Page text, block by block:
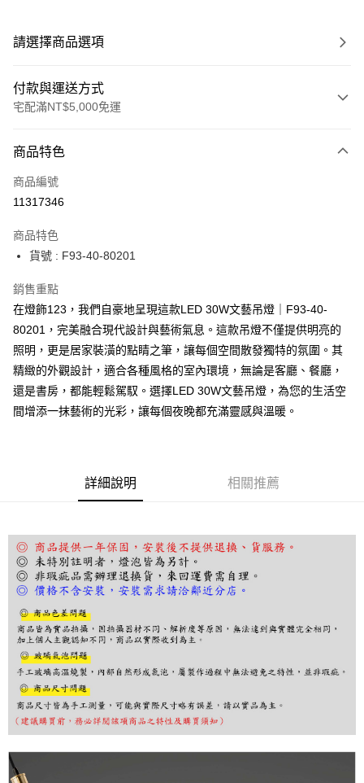
請選擇商品選項
付款與運送方式
宅配滿NT$5,000免運
信用卡一次付款
LINE Pay
街口支付
悠遊付
Google Pay
AFTEE先享後付
相關說明
【關於「AFTEE先享後付」】
３．安心：先確認商品／服務後，再付款。
結帳頁面，進行簡訊認證並確認金額後，即可完成結帳。
２．訂單成立數日內，您將收到繳費通知簡訊。
３．收到繳費通知簡訊後14天內，點擊此簡訊中的連結，可透過四大超商／
ATM／網路銀行／等多元方式進行付款，方視為交易完成。
購買商品的店家。未經商家同意取消之訂單仍視為有效，需透過AFTEE先享
後付繳納相關費用。
※ 交易是否成功請以「AFTEE先享後付 」之結帳頁面顯示為準，若有關於
是否繳費成功／繳費後需取消欲退款等相關疑問，請聯繫「AFTEE先享後付
客戶支援中心」 https://netprotections.freshdesk.com/support/home
【注意事項】
１．透過由恩沛科技股份有限公司提供之「AFTEE先享後付」服務完成之交
易，需依本服務之必要範圍內提供個人資料，並將交易相關給付款項請求債
https://aftee.tw/terms/#terms3
商品特色
商品編號
11317346
商品特色
貨號 : F93-40-80201
銷售重點
在燈飾123，我們自豪地呈現這款LED 30W文藝吊燈｜F93-40-
80201，完美融合現代設計與藝術氣息。這款吊燈不僅提供明亮的
照明，更是居家裝潢的點睛之筆，讓每個空間散發獨特的氛圍。其
精緻的外觀設計，適合各種風格的室內環境，無論是客廳、餐廳，
還是書房，都能輕鬆駕馭。選擇LED 30W文藝吊燈，為您的生活空
間增添一抹藝術的光彩，讓每個夜晚都充滿靈感與溫暖。
詳細說明 相關推薦